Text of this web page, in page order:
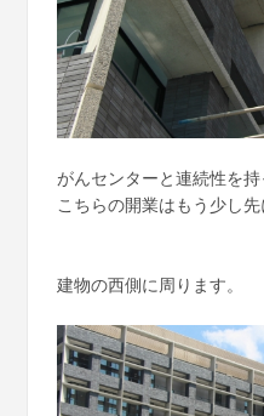
がんセンターと連続性を持
こちらの開業はもう少し先
建物の西側に周ります。